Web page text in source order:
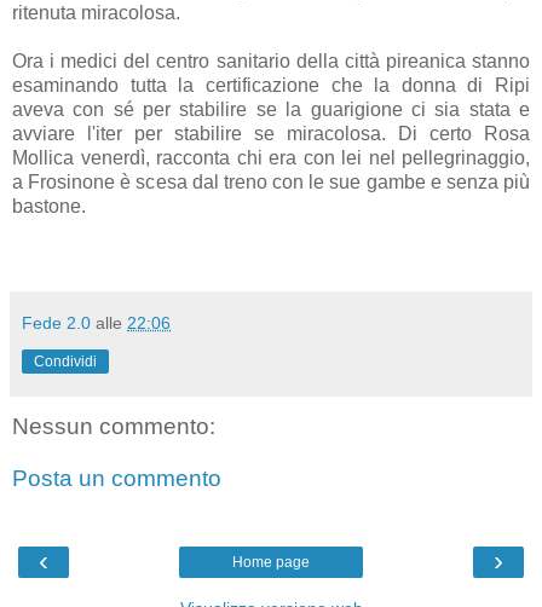
ritenuta miracolosa.
Ora i medici del centro sanitario della città pireanica stanno
esaminando tutta la certificazione che la donna di Ripi
aveva con sé per stabilire se la guarigione ci sia stata e
avviare l'iter per stabilire se miracolosa. Di certo Rosa
Mollica venerdì, racconta chi era con lei nel pellegrinaggio,
a Frosinone è scesa dal treno con le sue gambe e senza più
bastone.
Fede 2.0 alle 22:06
Condividi
Nessun commento:
Posta un commento
‹ ›
Home page